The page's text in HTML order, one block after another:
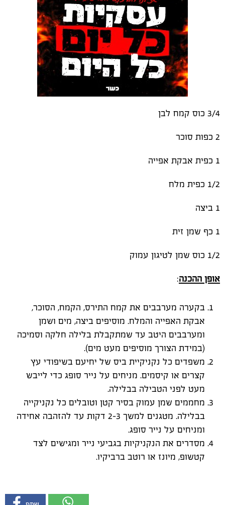
3/4 כוס קמח לבן
2 כפות סוכר
1 כפית אבקת אפייה
1/2 כפית מלח
1 ביצה
1 כף שמן זית
1/2 כוס שמן לטיגון עמוק
אופן ההכנה:
בקערה מערבבים את קמח התירס, הקמח, הסוכר,
אבקת האפייה והמלח. מוסיפים ביצה, מים ושמן
ומערבבים היטב עד שמתקבלת בלילה חלקה וסמיכה
(במידת הצורך מוסיפים מעט מים).
משפדים כל נקניקיית ביס של יחיעם בשיפודי עץ
קצרים או קיסמים. מניחים על נייר סופג כדי לייבש
מעט לפני הטבילה בבלילה.
מחממים שמן עמוק בסיר קטן וטובלים כל נקניקייה
בבלילה. מטגנים למשך 2-3 דקות עד להזהבה אחידה
ומניחים על נייר סופג.
מסדרים את הנקניקיות בגביעי נייר ומגישים לצד
קטשופ, מיונז או רוטב ברביקיו.